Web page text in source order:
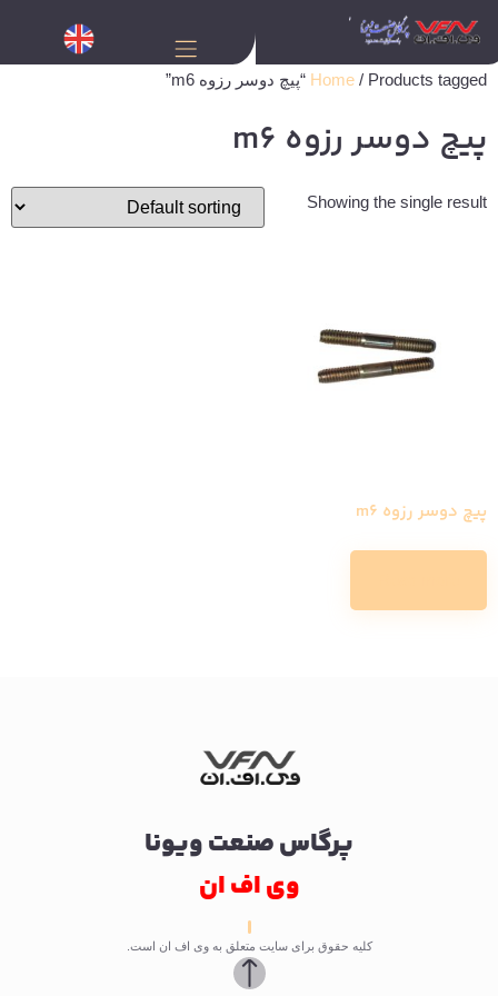
Home / Products tagged “پیچ دوسر رزوه m6”
پیچ دوسر رزوه m6
Showing the single result
پیچ دوسر رزوه m6
پرگاس صنعت ویونا
وی اف ان
کلیه حقوق برای سایت متعلق به وی اف ان است.